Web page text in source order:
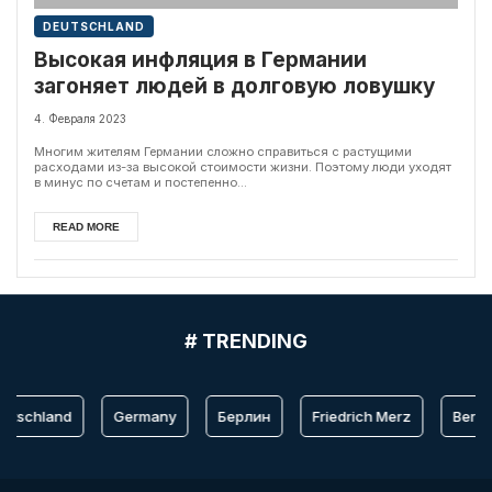
DEUTSCHLAND
Высокая инфляция в Германии
загоняет людей в долговую ловушку
4. Февраля 2023
Многим жителям Германии сложно справиться с растущими
расходами из-за высокой стоимости жизни. Поэтому люди уходят
в минус по счетам и постепенно...
READ MORE
# TRENDING
Germany Берлин Friedrich Merz Berlin